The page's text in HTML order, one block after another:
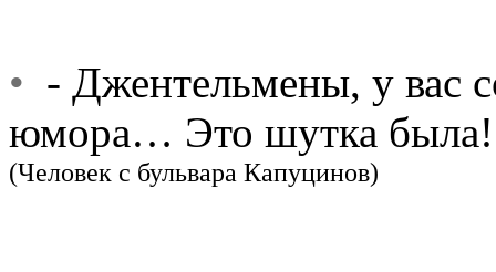
• - Джентельмены, у вас
юмора… Это шутка была!
(Человек с бульвара Капуцинов)